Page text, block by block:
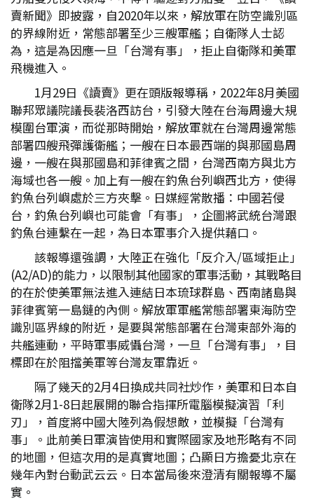
賣新聞》即披露，自2020年以來，解放軍在防空識別區
的界線附近，常態部署至少三艘軍艦；自衛隊人士認
為，這是為因應一旦「台灣有事」，拒止自衛隊和美軍
飛機進入。
1月29日《讀賣》更在頭版報導稱，2022年8月美國
聯邦眾議院議長裴洛西訪台，引發大陸在台海周邊大規
模圍台軍演，而從那時開始，解放軍就在台灣周邊常態
部署四艘飛彈護衛艦；一艘在日本最西端的與那國島周
邊，一艘在與那國島和菲律賓之間，台灣西南方與北方
海域也各一艘。加上有一艘在釣魚台列嶼西北方，使得
釣魚台列嶼處於三方夾擊。日媒經常散播：中國若侵
台，釣魚台列嶼也可能會「有事」，企圖將武統台灣跟
釣魚台連繫在一起，為日本軍事介入提供藉口。
該報導還強調，大陸正在強化「反介入/區域拒止」
(A2/AD)的能力，以限制其他國家的軍事活動，其戰略目
的在於使美軍無法進入連結日本琉球群島、西南諸島與
菲律賓第一島鏈的內側。解放軍軍艦常態部署東海防空
識別區界線的附近，是要與常態部署在台灣東部外海的
共艦連動，平時軍事威懾台灣，一旦「台灣有事」，目
標即在於阻擋美軍等台灣友軍靠近。
隔了幾天的2月4日換成共同社炒作，美軍和日本自
衛隊2月1-8日起展開的聯合指揮所電腦模擬演習「利
刃」，首度將中國大陸列為假想敵，並模擬「台灣有
事」。此前美日軍演皆使用和實際國家及地形略有不同
的地圖，但這次用的是真實地圖；凸顯日方擔憂北京在
幾年內對台動武云云。日本當局後來澄清有關報導不屬
實。